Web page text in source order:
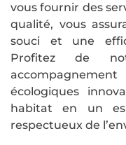
vous fournir des
qualité, vous
souci et une
Profitez de
écologiques
habitat en un
respectueux de